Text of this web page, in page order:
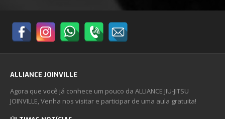
ALLIANCE JOINVILLE
Agora que você já conhece um pouco da ALLIANCE JIU-JITSU
JOINVILLE, Venha nos visitar e participar de uma aula gratuita!